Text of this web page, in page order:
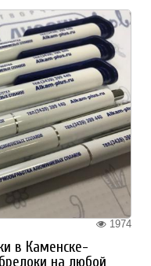
1974
в Каменске-
на любой